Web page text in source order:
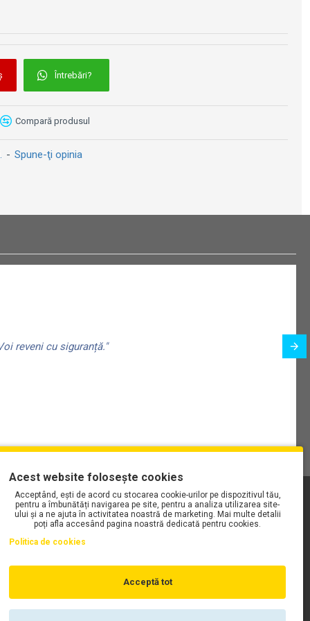
compatibilă cu următoarele modele de cască Shark:
Carbon
este cel mai înalt standard disponibil pentru viziere de
– o inserție Pinlock achiziționată separat
termen lung, chiar și după curățări repetate.
integrat în sistemul SPARTAN GT PRO și RS permite
rapid.
- Spune-ţi opinia
Întrebări?
Compară produsul
reveni cu siguranță."
PLAYLIST-UL WORK MOTORS PE SPOTIFY
Acest website folosește cookies
Acceptând, ești de acord cu stocarea cookie-urilor pe dispozitivul tău,
pentru a îmbunătăți navigarea pe site, pentru a analiza utilizarea site-
ului și a ne ajuta în activitatea noastră de marketing. Mai multe detalii
poți afla accesând pagina noastră dedicată pentru cookies.
Politica de cookies
Acceptă tot